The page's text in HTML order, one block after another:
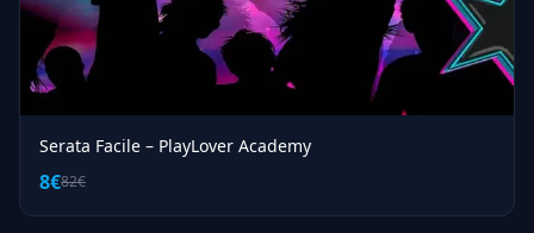
Serata Facile – PlayLover Academy
8€82€